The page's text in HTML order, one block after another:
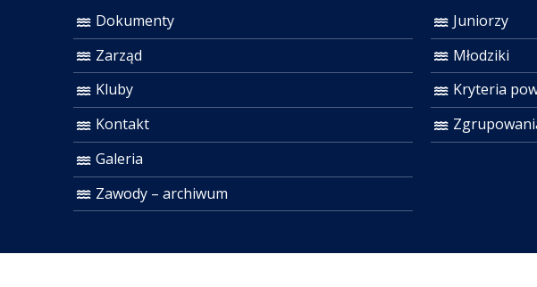
Dokumenty
Zarząd
Kluby
Kontakt
Galeria
Zawody – archiwum
Juniorzy
Młodziki
Kryteria